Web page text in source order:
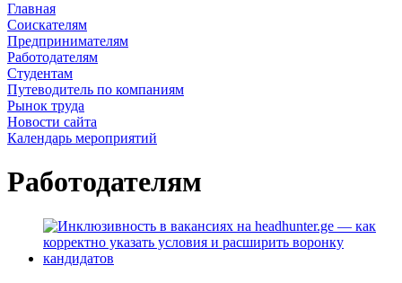
Главная
Соискателям
Предпринимателям
Работодателям
Студентам
Путеводитель по компаниям
Рынок труда
Новости сайта
Календарь мероприятий
Работодателям